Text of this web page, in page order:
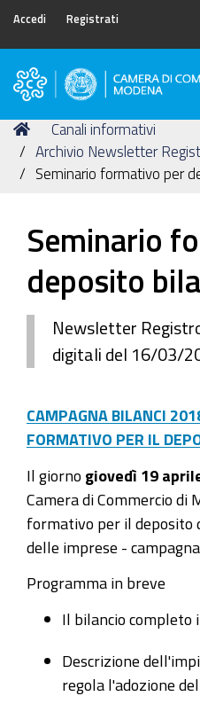
Accedi Registrati
Camera
Commercio
di
Modena
Tu
sei
qui:
Home
Canali informativi
Archivio Newsletter
Seminario formativo per
Seminario
deposito
Newsletter
digitali del 16/03/
CAMPAGNA BILANCI
FORMATIVO PER IL
Il giorno giovedì 19
Camera di Commercio di
formativo per il deposito
delle imprese -
Programma in breve
Il bilancio completo
Descrizione
regola l'adozione